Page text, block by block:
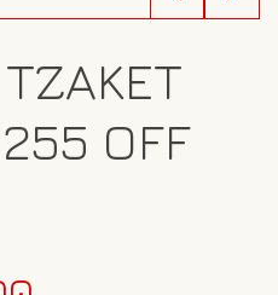
ΤΖΆΚΕΤ
OFF